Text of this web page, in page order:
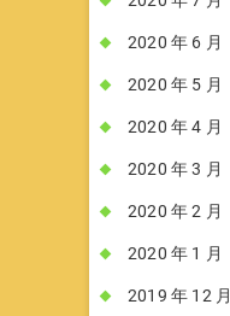
2020 年 6 月
2020 年 5 月
2020 年 4 月
2020 年 3 月
2020 年 2 月
2020 年 1 月
2019 年 12 月